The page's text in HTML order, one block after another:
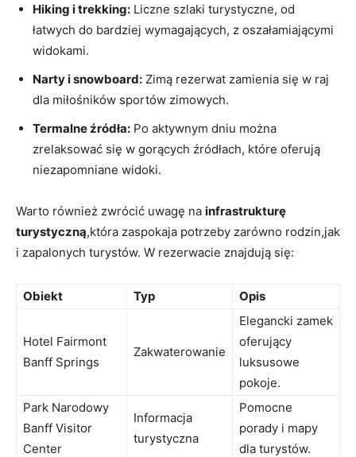
Hiking i trekking: Liczne szlaki turystyczne, od
łatwych do bardziej wymagających, z oszałamiającymi
widokami.
Narty i snowboard: Zimą rezerwat zamienia się w raj
dla miłośników sportów zimowych.
Termalne źródła: Po aktywnym dniu można
zrelaksować się w gorących źródłach, które oferują
niezapomniane widoki.
Warto również zwrócić uwagę na infrastrukturę
turystyczną,która zaspokaja potrzeby zarówno rodzin,jak
i zapalonych turystów. W rezerwacie znajdują się:
Obiekt Typ Opis
Hotel Fairmont
Banff Springs
Zakwaterowanie
Elegancki zamek
oferujący
luksusowe
pokoje.
Park Narodowy
Banff Visitor
Center
Informacja
turystyczna
Pomocne
porady i mapy
dla turystów.